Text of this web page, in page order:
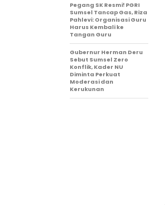
Pegang SK Resmi! PGRI
Sumsel Tancap Gas, Riza
Pahlevi: Organisasi Guru
Harus Kembali ke
Tangan Guru
Gubernur Herman Deru
Sebut Sumsel Zero
Konflik, Kader NU
Diminta Perkuat
Moderasi dan
Kerukunan